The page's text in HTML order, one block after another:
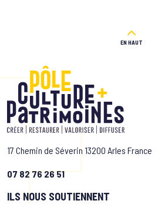
EN HAUT
17 Chemin de Séverin 13200 Arles France
07 82 76 26 51
ILS NOUS SOUTIENNENT